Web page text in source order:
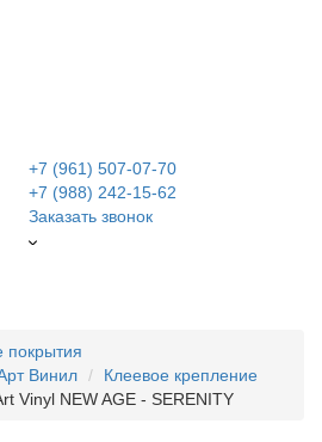
+7 (961) 507-07-70
+7 (988) 242-15-62
Заказать звонок
покрытия
Винил
Клеевое крепление
Vinyl NEW AGE - SERENITY